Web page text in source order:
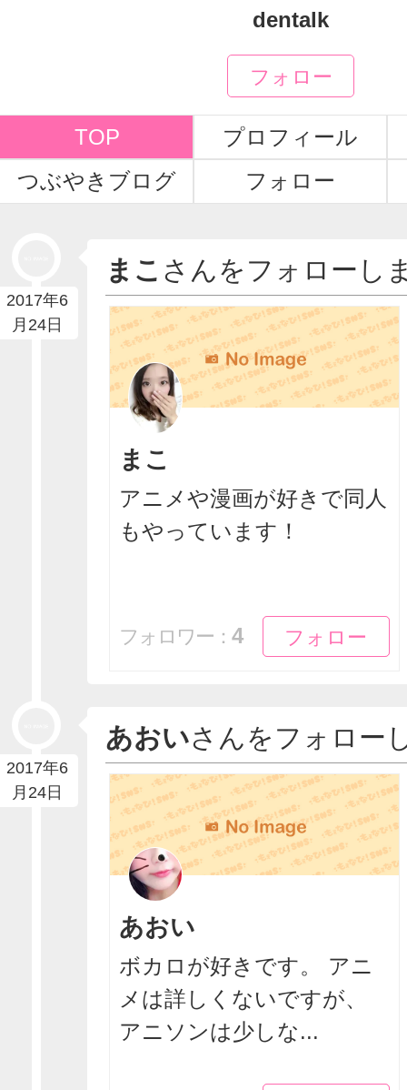
dentalk
フォロー
TOP
プロフィール
つぶやきブログ
フォロー
2017年6
月24日
まこ さんをフォローし
まこ
アニメや漫画が好きで同人
もやっています！
フォロー
フォロー
フォロワー： 4
2017年6
月24日
あおいさんをフォロー
あおい
ボカロが好きです。 アニ
メは詳しくないですが、
アニソンは少しな...